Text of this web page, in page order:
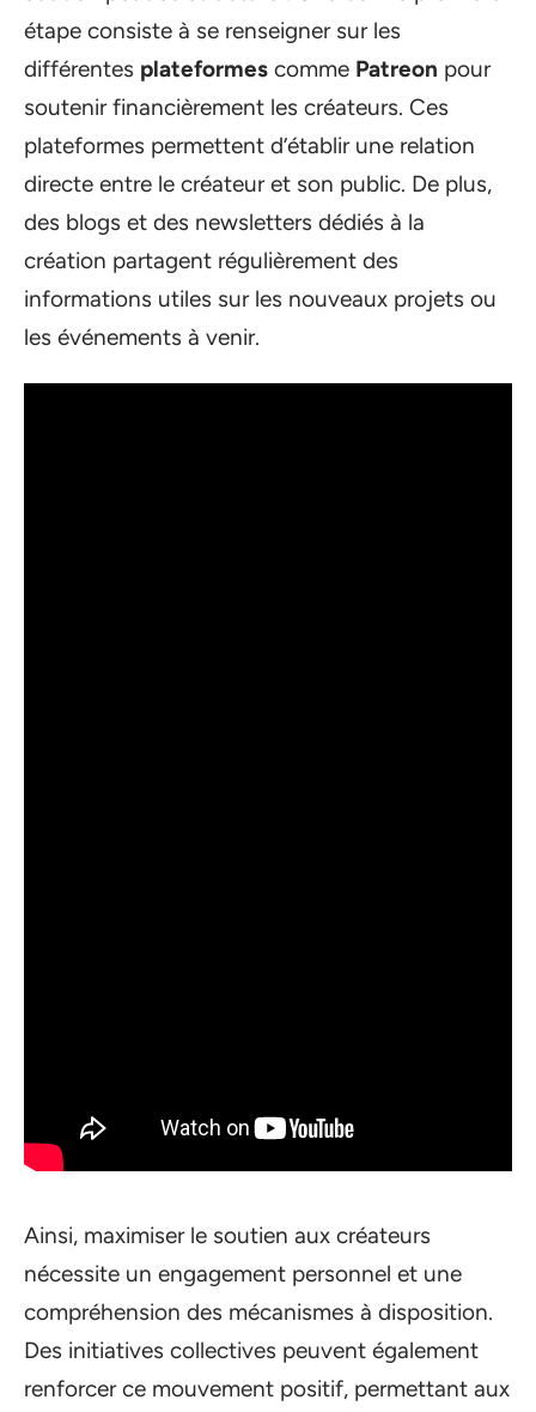
étape consiste à se renseigner sur les
différentes plateformes comme Patreon pour
soutenir financièrement les créateurs. Ces
plateformes permettent d’établir une relation
directe entre le créateur et son public. De plus,
des blogs et des newsletters dédiés à la
création partagent régulièrement des
informations utiles sur les nouveaux projets ou
les événements à venir.
Ainsi, maximiser le soutien aux créateurs
nécessite un engagement personnel et une
compréhension des mécanismes à disposition.
Des initiatives collectives peuvent également
renforcer ce mouvement positif, permettant aux